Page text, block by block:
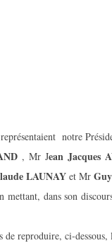
notre
, Mr Jean Jacques
LAUNAY et Mr
mettant, dans son
reproduire, ci-